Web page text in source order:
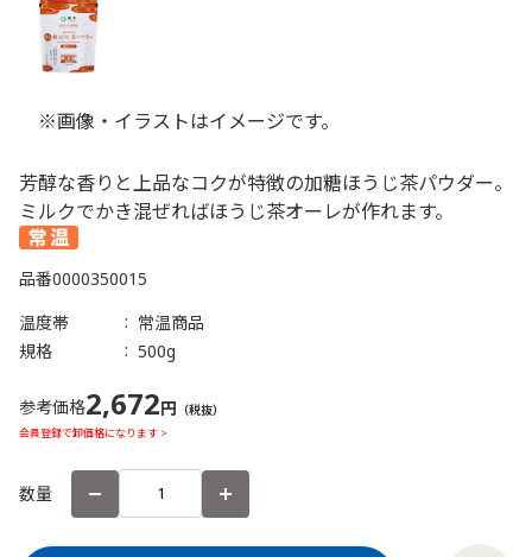
※画像・イラストはイメージです。
芳醇な香りと上品なコクが特徴の加糖ほうじ茶パウダー。
ミルクでかき混ぜればほうじ茶オーレが作れます。
品番0000350015
温度帯
常温商品
規格
500g
参考価格2,672円 （税抜）
会員登録で卸価格になります >
数量